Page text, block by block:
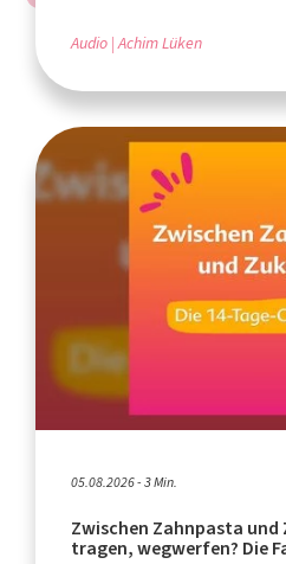
Audio Achim Lüken
05.08.2026 - 3 Min.
Zwischen Zahnpasta
tragen, wegwerfen? Die